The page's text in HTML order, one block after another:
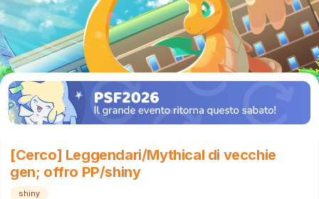
[Cerco] Leggendari/Mythical di vecchie
gen; offro PP/shiny
shiny